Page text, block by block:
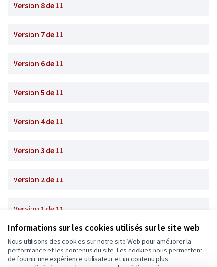
Informations sur les cookies utilisés sur le site web
Nous utilisons des cookies sur notre site Web pour améliorer la
performance et les contenus du site. Les cookies nous permettent
de fournir une expérience utilisateur et un contenu plus
Version 8 de 11
Version 7 de 11
Version 6 de 11
Version 5 de 11
Version 4 de 11
Version 3 de 11
Version 2 de 11
Version 1 de 11
Conditions d'utilisation
Paramètres des cookies
Ecrivons Angers sur X
Ecrivons Angers sur Facebook